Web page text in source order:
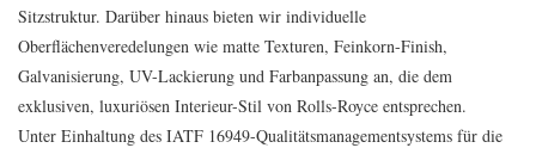
Sitzstruktur. Darüber hinaus bieten wir individuelle
Oberflächenveredelungen wie matte Texturen, Feinkorn-Finish,
Galvanisierung, UV-Lackierung und Farbanpassung an, die dem
exklusiven, luxuriösen Interieur-Stil von Rolls-Royce entsprechen.
Unter Einhaltung des IATF 16949-Qualitätsmanagementsystems für die